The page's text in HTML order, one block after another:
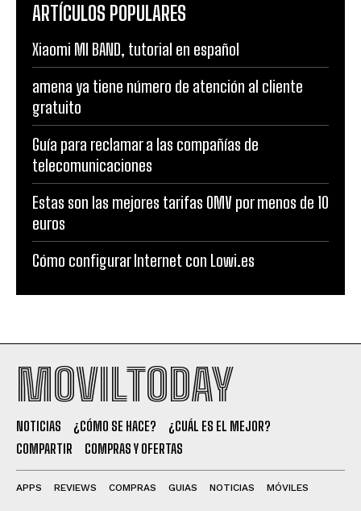
ARTÍCULOS POPULARES
Xiaomi MI BAND, tutorial en español
amena ya tiene número de atención al cliente
gratuito
Guía para reclamar a las compañías de
telecomunicaciones
Estas son las mejores tarifas OMV por menos de 10
euros
Cómo configurar Internet con Lowi.es
MOVILTODAY
NOTICIAS ¿CÓMO SE HACE?
¿CUÁL ES EL MEJOR?
COMPARTIR
COMPRAS Y OFERTAS
APPS REVIEWS COMPRAS GUIAS NOTICIAS MÓVILES